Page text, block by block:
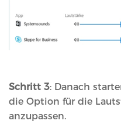
Schritt 3: Danach
die Option für die
anzupassen.